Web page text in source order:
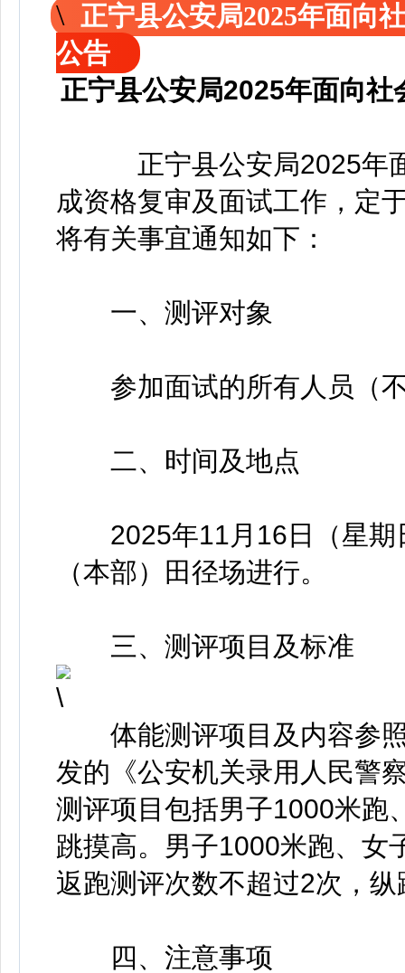
正宁县公安局2025年面向
公告
正宁县公安局2025年面向
正宁县公安局2025年面
成资格复审及面试工作，定
将有关事宜通知如下：
一、测评对象
参加面试的所有人员（不
二、时间及地点
2025年11月16日（星期
（本部）田径场进行。
三、测评项目及标准
体能测评项目及内容参照
发的《公安机关录用人民警
测评项目包括男子1000米跑
跳摸高。男子1000米跑、女
返跑测评次数不超过2次，
四、注意事项